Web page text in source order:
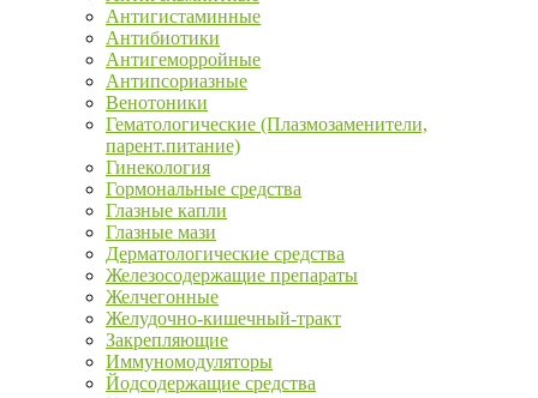
Антигистаминные
Антибиотики
Антигеморройные
Антипсориазные
Венотоники
Гематологические (Плазмозаменители,
парент.питание)
Гинекология
Гормональные средства
Глазные капли
Глазные мази
Дерматологические средства
Железосодержащие препараты
Желчегонные
Желудочно-кишечный-тракт
Закрепляющие
Иммуномодуляторы
Йодсодержащие средства